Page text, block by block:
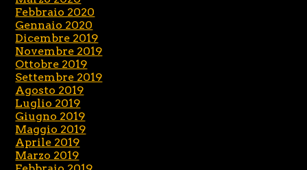
Febbraio 2020
Gennaio 2020
Dicembre 2019
Novembre 2019
Ottobre 2019
Settembre 2019
Agosto 2019
Luglio 2019
Giugno 2019
Maggio 2019
Aprile 2019
Marzo 2019